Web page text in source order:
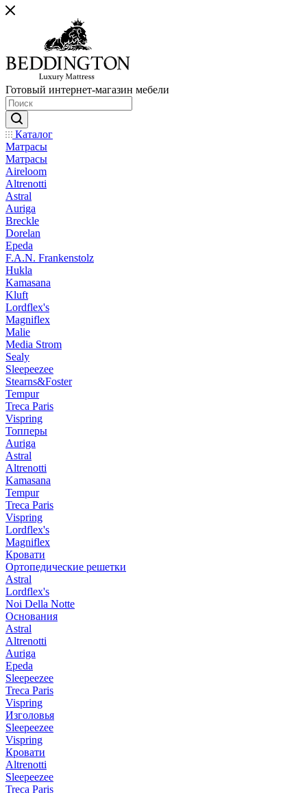
Готовый интернет-магазин мебели
Каталог
Матрасы
Матрасы
Aireloom
Altrenotti
Astral
Auriga
Breckle
Dorelan
Epeda
F.A.N. Frankenstolz
Hukla
Kamasana
Kluft
Lordflex's
Magniflex
Malie
Media Strom
Sealy
Sleepeezee
Stearns&Foster
Tempur
Treca Paris
Vispring
Топперы
Auriga
Astral
Altrenotti
Kamasana
Tempur
Treca Paris
Vispring
Lordflex's
Magniflex
Кровати
Ортопедические решетки
Astral
Lordflex's
Noi Della Notte
Основания
Astral
Altrenotti
Auriga
Epeda
Sleepeezee
Treca Paris
Vispring
Изголовья
Sleepeezee
Vispring
Кровати
Altrenotti
Sleepeezee
Treca Paris